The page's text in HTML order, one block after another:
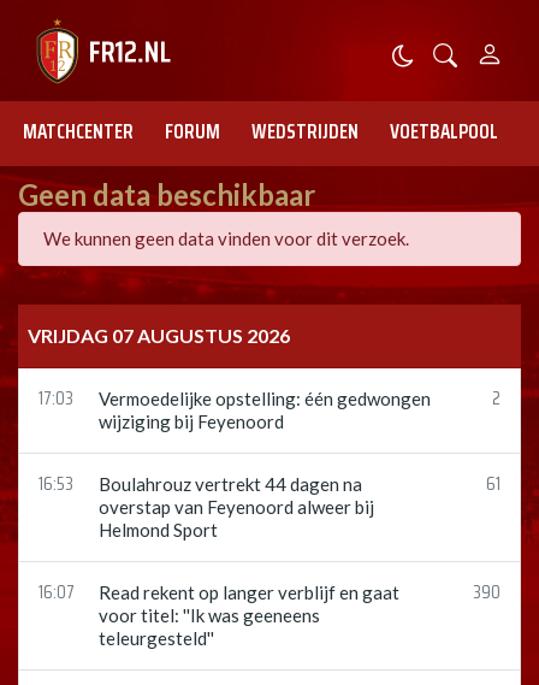
MATCHCENTER FORUM WEDSTRIJDEN VOETBALPOOL
Geen data beschikbaar
We kunnen geen data vinden voor dit verzoek.
VRIJDAG 07 AUGUSTUS 2026
17:03
Vermoedelijke opstelling: één gedwongen
wijziging bij Feyenoord
2
16:53
Boulahrouz vertrekt 44 dagen na
overstap van Feyenoord alweer bij
Helmond Sport
61
16:07
Read rekent op langer verblijf en gaat
voor titel: ''Ik was geeneens
teleurgesteld''
390